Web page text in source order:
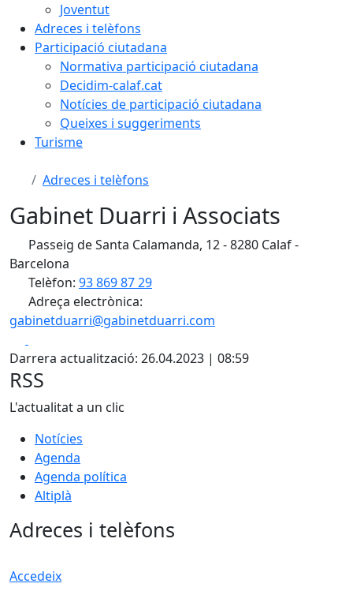
Joventut
Adreces i telèfons
Participació ciutadana
Normativa participació ciutadana
Decidim-calaf.cat
Notícies de participació ciutadana
Queixes i suggeriments
Turisme
Adreces i telèfons
Gabinet Duarri i Associats
Passeig de Santa Calamanda, 12 - 8280 Calaf -
Barcelona
Telèfon: 93 869 87 29
Adreça electrònica:
gabinetduarri@gabinetduarri.com
Darrera actualització: 26.04.2023 | 08:59
RSS
L'actualitat a un clic
Notícies
Agenda
Agenda política
Altiplà
Adreces i telèfons
Accedeix